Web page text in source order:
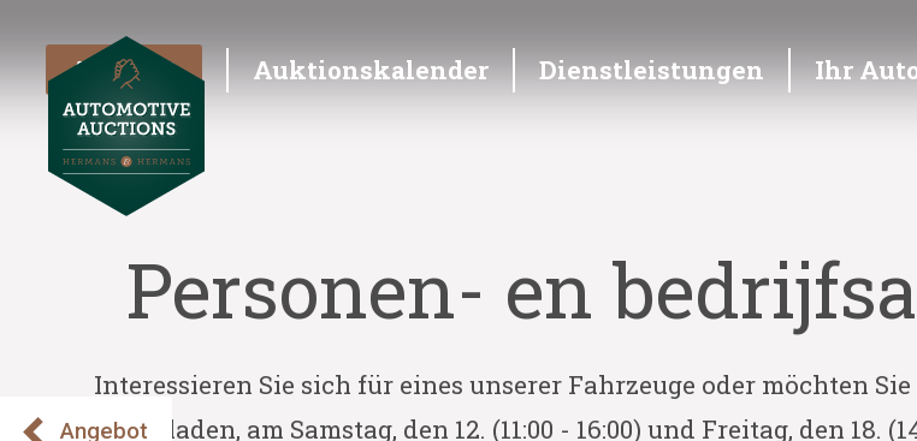
Angebot Auktionskalender Dienstleistungen Ihr
Personen- en
Interessieren Sie sich für eines unserer Fahrzeuge oder möchten
eingeladen, am Samstag, den 12. (11:00 - 16:00) und Freitag, den 18.
Angebot